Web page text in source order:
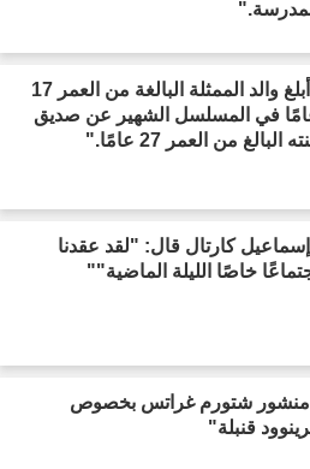
"أبلغ والد الممثلة البالغة من العمر 17
في المسلسل الشهير عن صديق
من العمر 27 عامًا."
كارتال قال: "لقد عقدنا
خاصًا الليلة الماضية""
شتورم غراتس بخصوص
قنبلة"